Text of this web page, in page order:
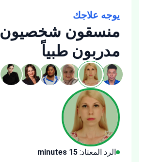
يوجه علاجك
منسقون شخصيون
مدربون طبياً
الرد المعتاد: 15 minutes